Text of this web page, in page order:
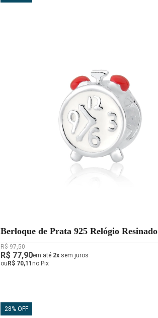
Berloque de Prata 925 Relógio Resinado
Passador
R$ 97,50
R$ 77,90em até 2xsem juros
ou R$ 70,11 no Pix
28% OFF